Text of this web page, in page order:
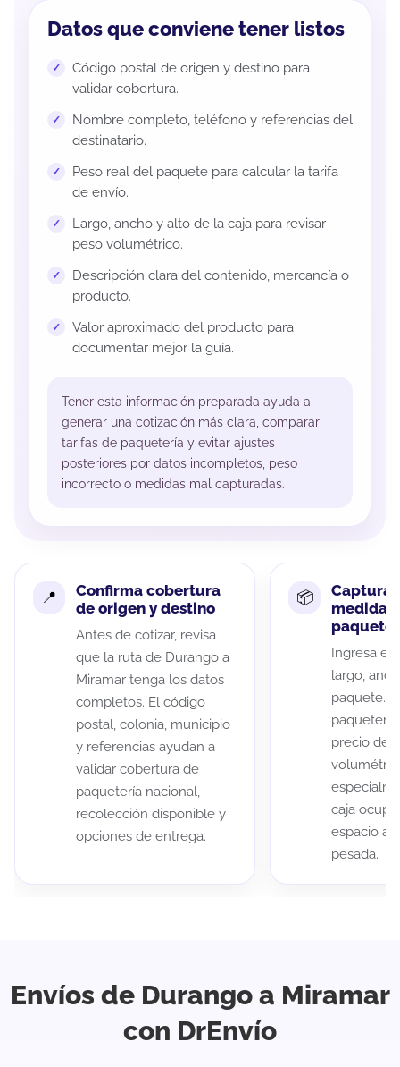
Datos que conviene tener listos
Código postal de origen y destino para
validar cobertura.
Nombre completo, teléfono y referencias del
destinatario.
Peso real del paquete para calcular la tarifa
de envío.
Largo, ancho y alto de la caja para revisar
peso volumétrico.
Descripción clara del contenido, mercancía o
producto.
Valor aproximado del producto para
documentar mejor la guía.
Tener esta información preparada ayuda a
generar una cotización más clara, comparar
tarifas de paquetería y evitar ajustes
posteriores por datos incompletos, peso
incorrecto o medidas mal capturadas.
Confirma cobertura
de origen y destino
Antes de cotizar, revisa
que la ruta de Durango a
Miramar tenga los datos
completos. El código
postal, colonia, municipio
y referencias ayudan a
validar cobertura de
paquetería nacional,
recolección disponible y
opciones de entrega.
Captura
medidas
paquete
Ingresa el
largo,
paquete.
precio de
caja
espacio
pesada.
Envíos de Durango a Miramar
con DrEnvío